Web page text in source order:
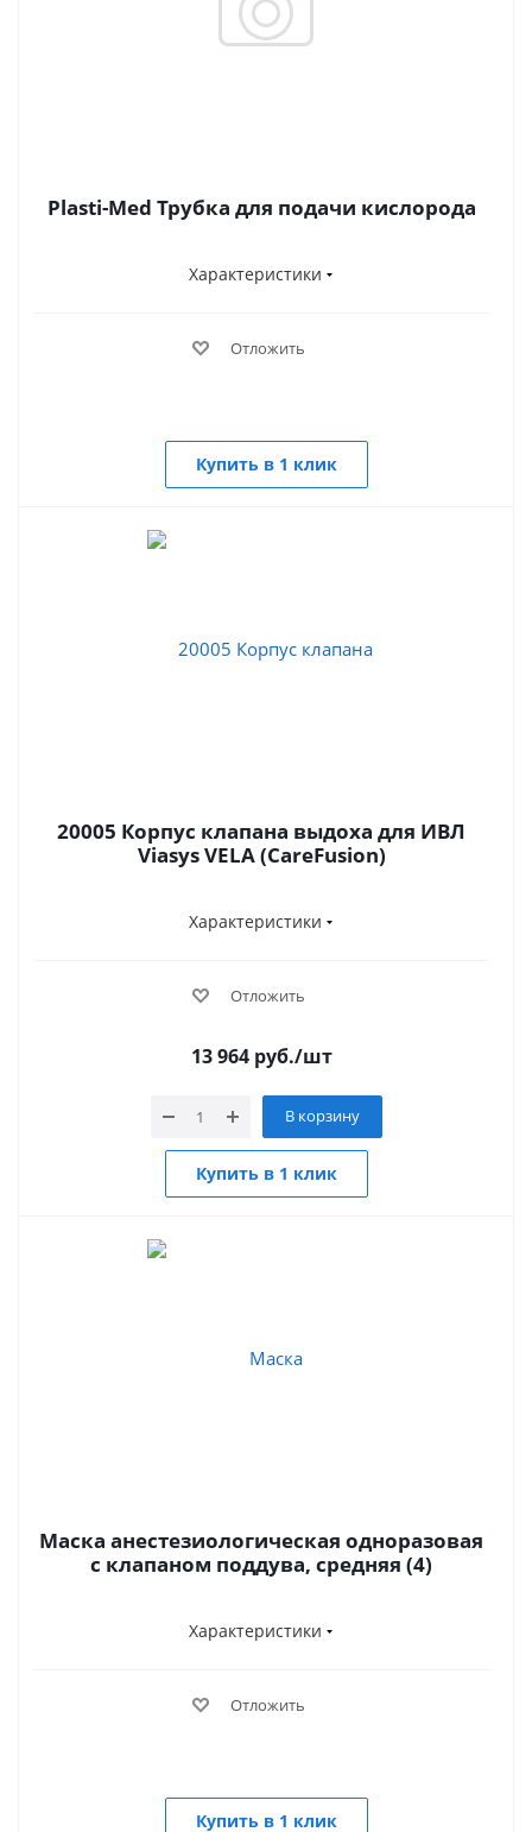
Plasti-Med Трубка для подачи кислорода
Характеристики
Отложить
Купить в 1 клик
20005 Корпус клапана выдоха для ИВЛ
Viasys VELA (CareFusion)
Характеристики
Отложить
13 964 руб./шт
В корзину
Купить в 1 клик
Маска анестезиологическая одноразовая
с клапаном поддува, средняя (4)
Характеристики
Отложить
Купить в 1 клик